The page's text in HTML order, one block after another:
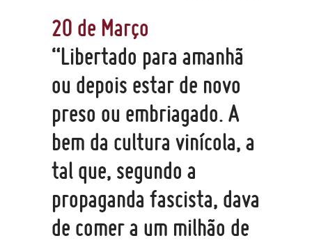
20 de Março
“Libertado para amanhã
ou depois estar de novo
preso ou embriagado. A
bem da cultura vinícola, a
tal que, segundo a
propaganda fascista, dava
de comer a um milhão de